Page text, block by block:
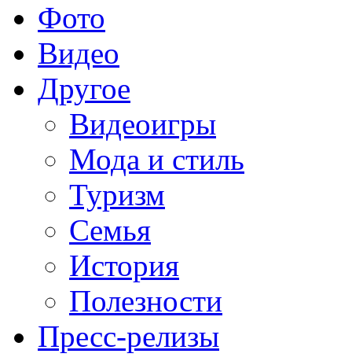
Фото
Видео
Другое
Видеоигры
Мода и стиль
Туризм
Семья
История
Полезности
Пресс-релизы